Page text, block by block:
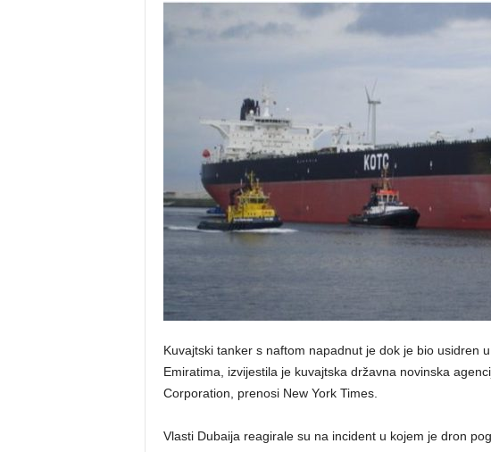
n
e
Kuvajtski tanker s naftom napadnut je dok je bio usidren
Emiratima, izvijestila je kuvajtska državna novinska
Corporation, prenosi New York Times.
Vlasti Dubaija reagirale su na incident u kojem je dron